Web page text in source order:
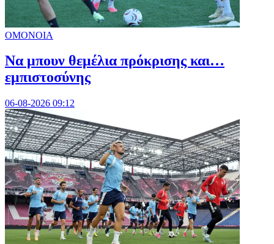
ΟΜΟΝΟΙΑ
Να μπουν θεμέλια πρόκρισης και…
εμπιστοσύνης
06-08-2026 09:12